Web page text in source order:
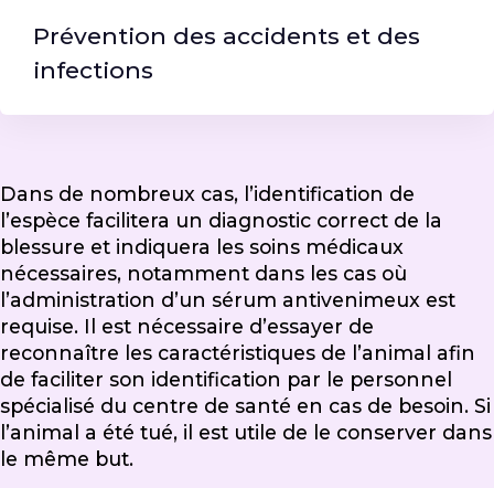
Prévention des accidents et des
infections
Dans de nombreux cas, l’identification de
l’espèce facilitera un diagnostic correct de la
blessure et indiquera les soins médicaux
nécessaires, notamment dans les cas où
l’administration d’un sérum antivenimeux est
requise. Il est nécessaire d’essayer de
reconnaître les caractéristiques de l’animal afin
de faciliter son identification par le personnel
spécialisé du centre de santé en cas de besoin. Si
l’animal a été tué, il est utile de le conserver dans
le même but.